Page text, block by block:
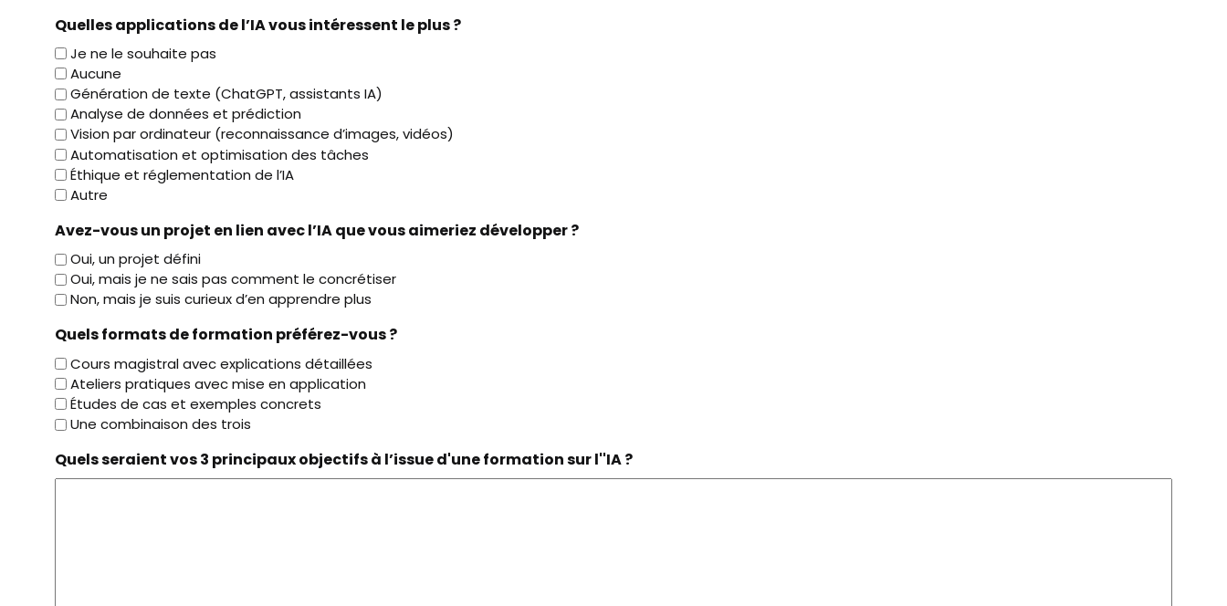
Quelles applications de l’IA vous intéressent le plus ?
Je ne le souhaite pas
Aucune
Génération de texte (ChatGPT, assistants IA)
Analyse de données et prédiction
Vision par ordinateur (reconnaissance d’images, vidéos)
Automatisation et optimisation des tâches
Éthique et réglementation de l’IA
Autre
Avez-vous un projet en lien avec l’IA que vous aimeriez développer ?
Oui, un projet défini
Oui, mais je ne sais pas comment le concrétiser
Non, mais je suis curieux d’en apprendre plus
Quels formats de formation préférez-vous ?
Cours magistral avec explications détaillées
Ateliers pratiques avec mise en application
Études de cas et exemples concrets
Une combinaison des trois
Quels seraient vos 3 principaux objectifs à l’issue d'une formation sur l''IA ?